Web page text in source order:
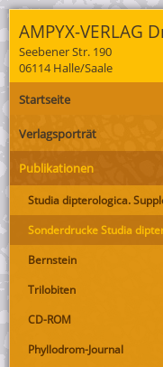
AMPYX-VERLAG
Seebener Str. 190
06114 Halle/Saale
Startseite
Verlagsporträt
Publikationen
Studia dipterologica.
Sonderdrucke Studia
Bernstein
Trilobiten
CD-ROM
Phyllodrom-Journal